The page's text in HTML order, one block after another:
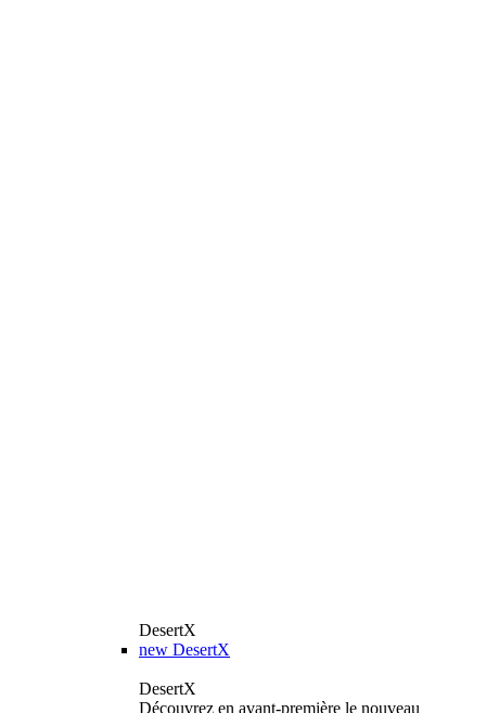
DesertX
new DesertX
DesertX
Découvrez en avant-première le nouveau